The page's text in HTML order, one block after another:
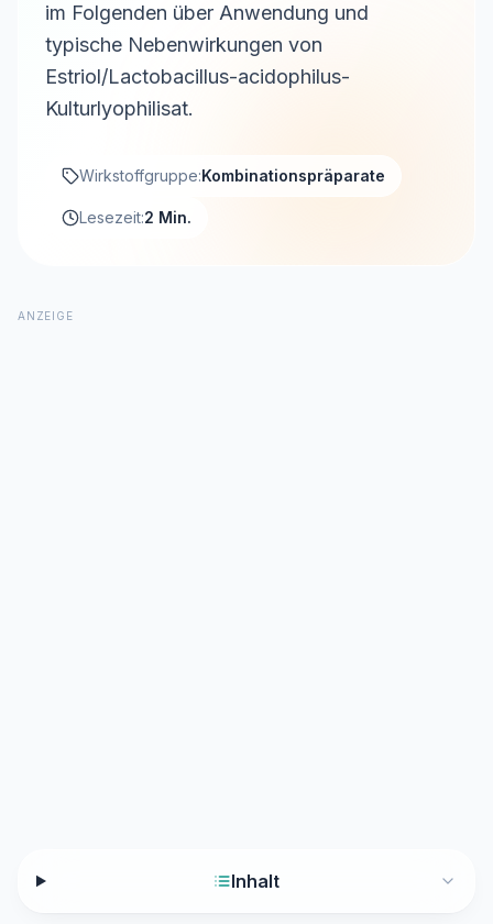
im Folgenden über Anwendung und
typische Nebenwirkungen von
Estriol/Lactobacillus-acidophilus-
Kulturlyophilisat.
Wirkstoffgruppe:Kombinationspräparate
Lesezeit:2 Min.
ANZEIGE
Inhalt